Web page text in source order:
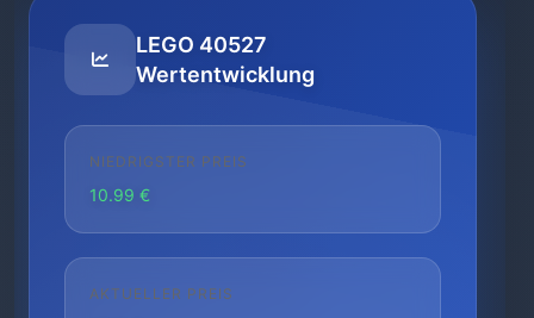
LEGO 40527
Wertentwicklung
NIEDRIGSTER PREIS
10.99 €
AKTUELLER PREIS